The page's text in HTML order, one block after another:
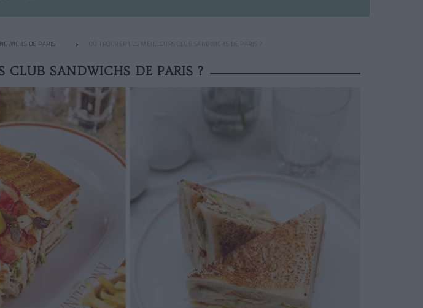
DE PARIS OÙ TROUVER LES MEILLEURS CLUB SANDWICHS DE PARIS ?
CLUB SANDWICHS DE PARIS ?